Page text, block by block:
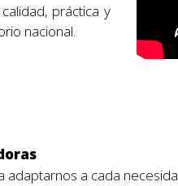
práctica y
nacional.
a cada